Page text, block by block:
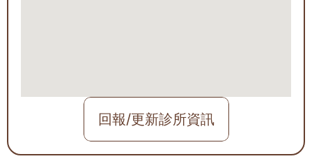
回報/更新診所資訊